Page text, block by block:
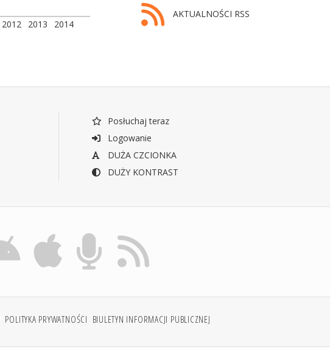
2012 2013
2014
AKTUALNOŚCI RSS
Posłuchaj teraz
Logowanie
DUŻA CZCIONKA
DUŻY KONTRAST
POLITYKA PRYWATNOŚCI BIULETYN INFORMACJI PUBLICZNEJ